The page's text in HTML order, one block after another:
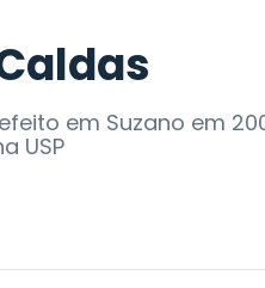
em Suzano em
USP